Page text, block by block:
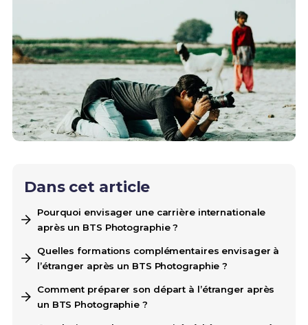
Dans cet article
Pourquoi envisager une carrière internationale
après un BTS Photographie ?
Quelles formations complémentaires envisager à
l’étranger après un BTS Photographie ?
Comment préparer son départ à l’étranger après
un BTS Photographie ?